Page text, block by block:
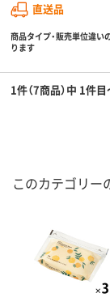
直送品
商品タイプ・販売単位違い
ります
1件（7商品）中 1件
このカテゴリー